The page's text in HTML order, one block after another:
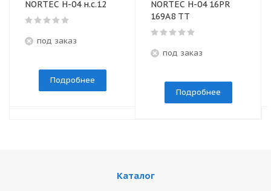
NORTEC Н-04 н.с.12
под заказ
Подробнее
NORTEC H-04 16PR
169A8 TT
под заказ
Подробнее
Каталог